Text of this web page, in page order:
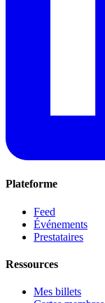
Plateforme
Feed
Événements
Prestataires
Ressources
Mes billets